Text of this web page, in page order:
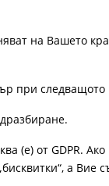
на Вашето
при
(е) от GDPR.
а Вие